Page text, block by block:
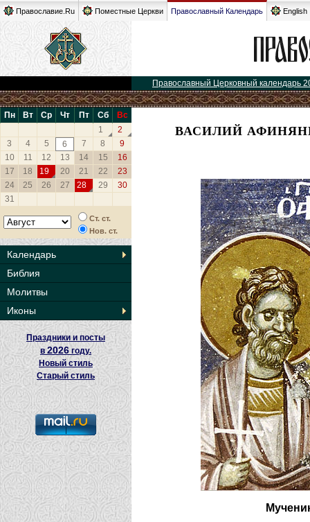
Православие.Ru Поместные Церкви Православный Календарь English
Православный Церковный календарь
Пн Вт Ср Чт Пт Сб
Вс
1
2
3
4 5 6 7 8
9
10
11 12 13 14 15
16
17
18 19 20 21 22
23
24
25 26 27 28 29
30
31
Ст. ст.
Нов. ст.
Календарь
Библия
Молитвы
Иконы
Праздники и посты
в2026 году.
Новый стиль
Старый стиль
ВАСИЛИЙ